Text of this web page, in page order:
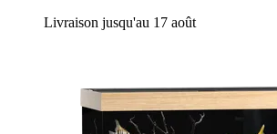
Livraison jusqu'au 17 août